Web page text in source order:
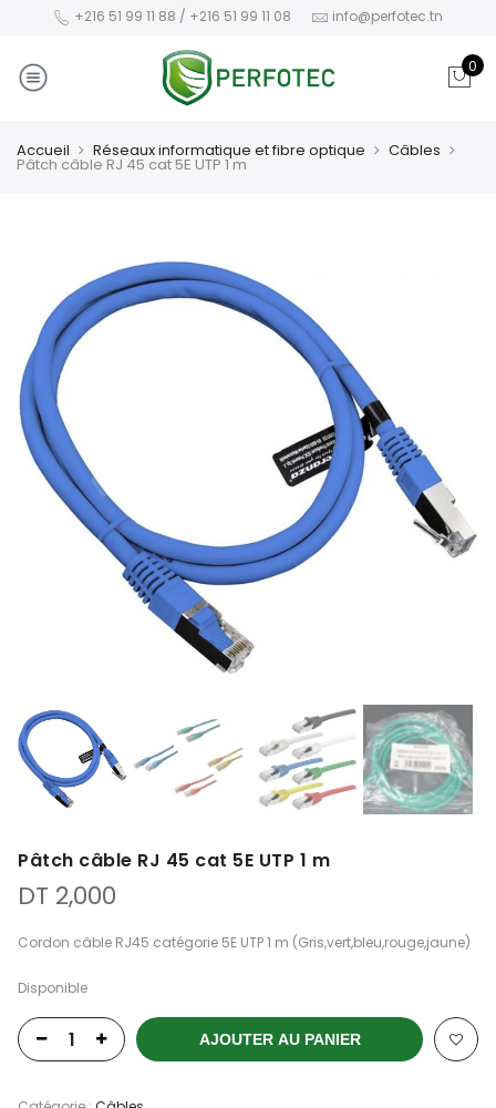
+216 51 99 11 88 / +216 51 99 11 08 info@perfotec.tn
0
Accueil Réseaux informatique et fibre optique Câbles
Pâtch câble RJ 45 cat 5E UTP 1 m
Pâtch câble RJ 45 cat 5E UTP 1 m
DT 2,000
Cordon câble RJ45 catégorie 5E UTP 1 m (Gris,vert,bleu,rouge,jaune)
Disponible
AJOUTER AU PANIER